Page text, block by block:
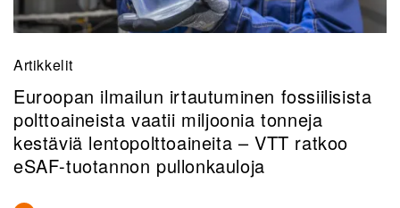
Artikkelit
Euroopan ilmailun irtautuminen fossiilisista
polttoaineista vaatii miljoonia tonneja
kestäviä lentopolttoaineita – VTT ratkoo
eSAF-tuotannon pullonkauloja